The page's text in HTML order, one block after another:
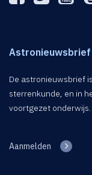
Astronieuwsbrief
De astronieuwsbrief
sterrenkunde, en in
voortgezet onderwijs.
Aanmelden